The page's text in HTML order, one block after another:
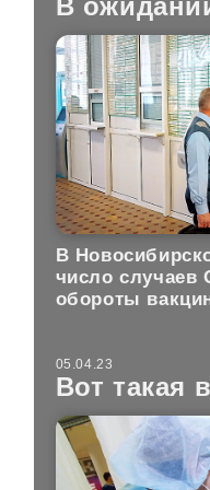
В
В
число случаев
обороты
05.04.23
Вот такая